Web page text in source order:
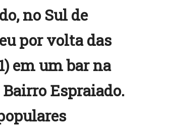
no Sul de
por volta das
em um bar na
Espraiado.